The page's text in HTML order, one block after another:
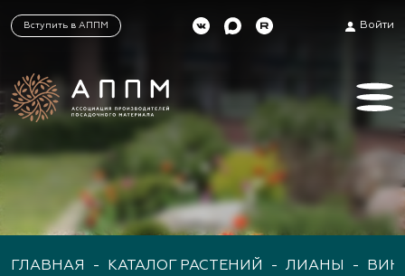
Вступить в АППМ Войти
ГЛАВНАЯ - КАТАЛОГ РАСТЕНИЙ - ЛИАНЫ -